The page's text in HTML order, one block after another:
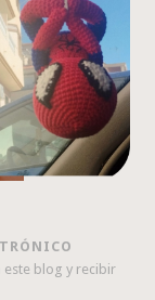
blog y recibir